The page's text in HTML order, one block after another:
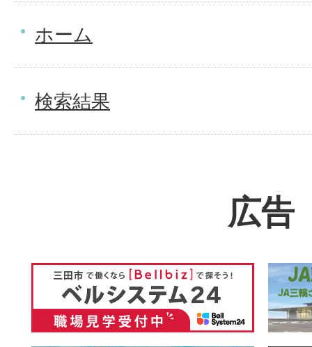
ホーム
検索結果
広告